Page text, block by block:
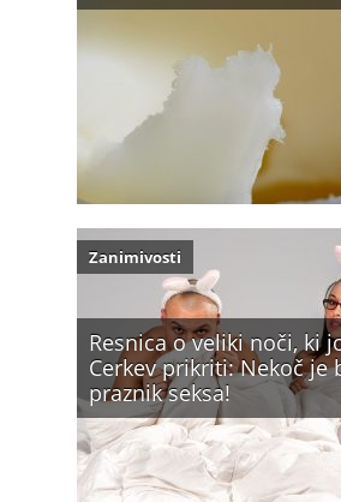
Resnica o veliki noči, ki
Cerkev prikriti: Nekoč je
praznik seksa!
Zanimivosti